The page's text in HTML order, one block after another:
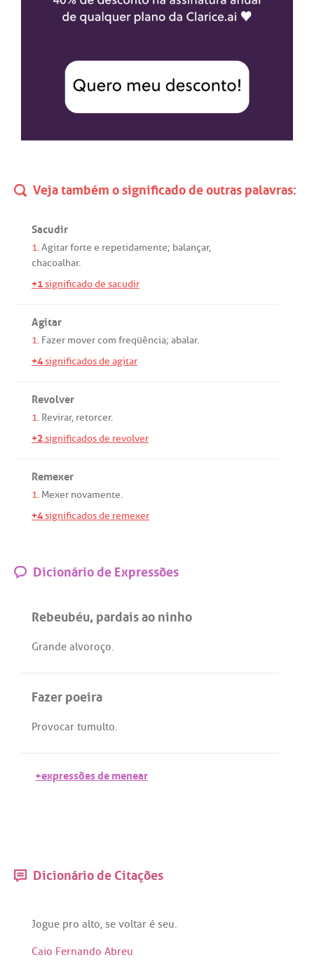
Veja também o significado de outras palavras:
Sacudir
1.Agitarforte e repetidamente; balançar,
chacoalhar.
+1significado de sacudir
Agitar
1. Fazer movercom freqüência; abalar.
+4significados de agitar
Revolver
1. Revirar, retorcer.
+2significados de revolver
Remexer
1. Mexer novamente.
+4significados de remexer
Dicionário de Expressões
Rebeubéu, pardais ao ninho
Grande alvoroço.
Fazer poeira
Provocar tumulto.
+expressões de menear
Dicionário de Citações
Jogue pro alto, se voltar é seu.
Caio Fernando Abreu